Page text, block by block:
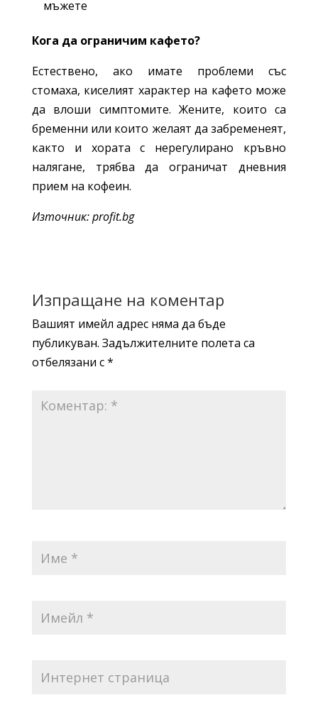
мъжете
Кога да ограничим кафето?
Естествено, ако имате проблеми със
стомаха, киселият характер на кафето може
да влоши симптомите. Жените, които са
бременни или които желаят да забременеят,
както и хората с нерегулирано кръвно
налягане, трябва да ограничат дневния
прием на кофеин.
Източник: profit.bg
Изпращане на коментар
Вашият имейл адрес няма да бъде
публикуван. Задължителните полета са
отбелязани с*